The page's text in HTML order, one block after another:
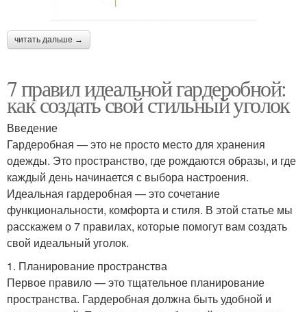
читать дальше →
7 правил идеальной гардеробной:
как создать свой стильный уголок
Введение
Гардеробная — это не просто место для хранения
одежды. Это пространство, где рождаются образы, и где
каждый день начинается с выбора настроения.
Идеальная гардеробная — это сочетание
функциональности, комфорта и стиля. В этой статье мы
расскажем о 7 правилах, которые помогут вам создать
свой идеальный уголок.
1. Планирование пространства
Первое правило — это тщательное планирование
пространства. Гардеробная должна быть удобной и